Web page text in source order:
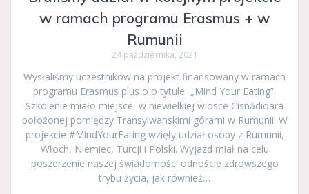
w ramach programu Erasmus + w
Rumunii
24 października, 2021
Wysłaliśmy uczestników na projekt finansowany w ramach
programu Erasmus plus o o tytule „Mind Your Eating”.
Szkolenie miało miejsce w niewielkiej wiosce Cisnădioara
położonej pomiędzy Transylwanskimi górami w Rumunii. W
projekcie #MindYourEating wzięły udział osoby z Rumunii,
Włoch, Niemiec, Turcji i Polski. Wyjazd miał na celu
poszerzenie naszej świadomości odnoście zdrowszego
trybu życia, jak również…